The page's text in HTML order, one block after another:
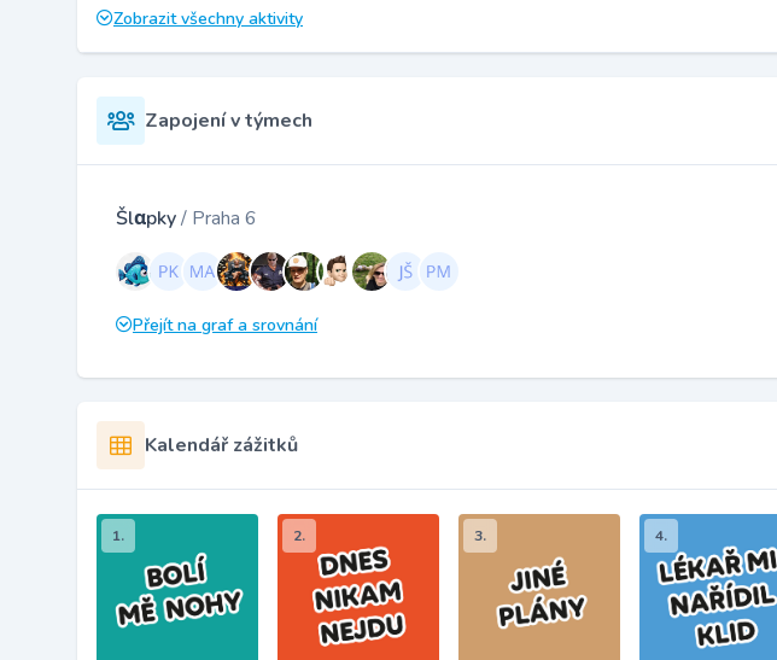
Zobrazit všechny aktivity
Zapojení v týmech
Šlαpky/ Praha 6
Přejít na graf a srovnání
Kalendář zážitků
1. 2. 3. 4.